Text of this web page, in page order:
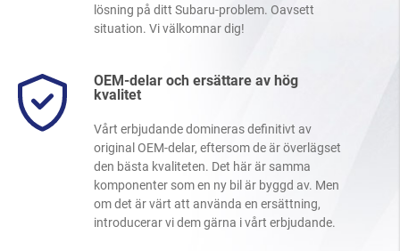
lösning på ditt Subaru-problem. Oavsett
situation. Vi välkomnar dig!
OEM-delar och ersättare av hög
kvalitet
Vårt erbjudande domineras definitivt av
original OEM-delar, eftersom de är överlägset
den bästa kvaliteten. Det här är samma
komponenter som en ny bil är byggd av. Men
om det är värt att använda en ersättning,
introducerar vi dem gärna i vårt erbjudande.